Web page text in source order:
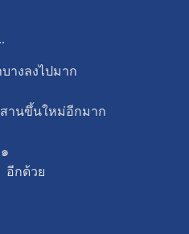
างลงไปมาก
านขึ้นใหม่อีกมาก
อีกด้วย